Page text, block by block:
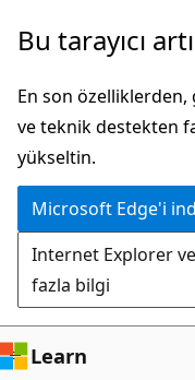
Ana
atla
Bu tarayıcı
En son
ve teknik destekten
yükseltin.
Microsoft Edge'i
Internet Explorer
fazla bilgi
Learn